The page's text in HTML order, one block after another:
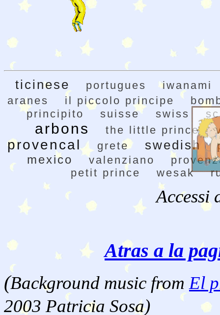
ticinese portugues
iwanami
aranes
il piccolo principe
principito
suisse swiss
arbons the little prince
provencal grete swedish
mexico valenziano
petit prince
wesak
Accessi
Atras a la
(Background music from El
2003 Patricia Sosa)